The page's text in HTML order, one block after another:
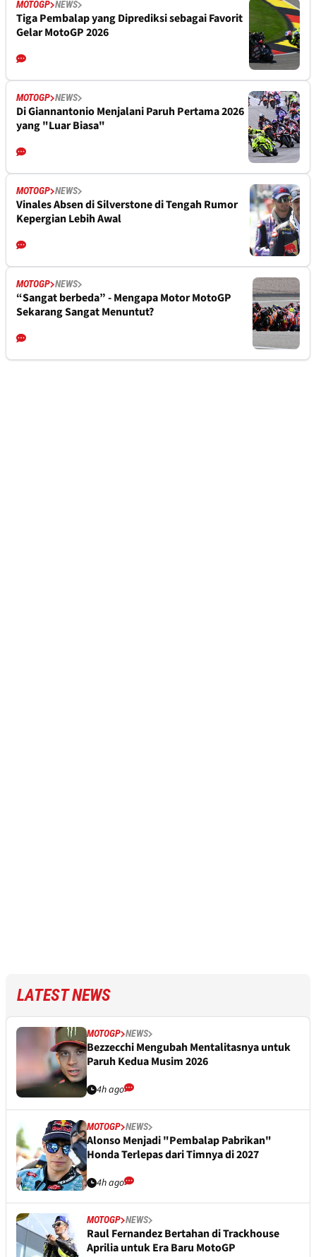
MOTOGP NEWS
Tiga Pembalap yang Diprediksi sebagai Favorit
Gelar MotoGP 2026
MOTOGP NEWS
Di Giannantonio Menjalani Paruh Pertama 2026
yang "Luar Biasa"
MOTOGP NEWS
Vinales Absen di Silverstone di Tengah Rumor
Kepergian Lebih Awal
MOTOGP NEWS
“Sangat berbeda” - Mengapa Motor MotoGP
Sekarang Sangat Menuntut?
LATEST NEWS
MOTOGP NEWS
Bezzecchi Mengubah Mentalitasnya untuk
Paruh Kedua Musim 2026
4h ago
MOTOGP NEWS
Alonso Menjadi "Pembalap Pabrikan"
Honda Terlepas dari Timnya di 2027
4h ago
MOTOGP NEWS
Raul Fernandez Bertahan di Trackhouse
Aprilia untuk Era Baru MotoGP